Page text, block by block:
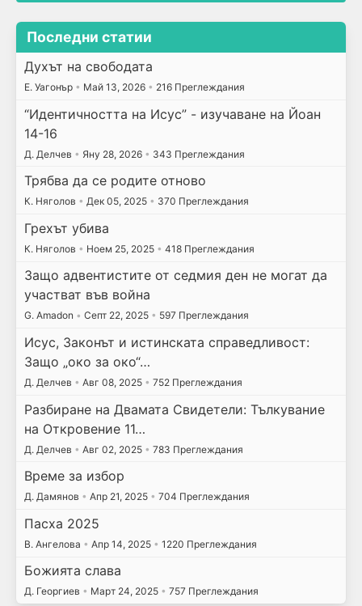
Последни статии
Духът на свободата
E. Уагонър • Май 13, 2026 • 216 Преглеждания
“Идентичността на Исус” - изучаване на Йоан
14-16
Д. Делчев • Яну 28, 2026 • 343 Преглеждания
Трябва да се родите отново
К. Няголов • Дек 05, 2025 • 370 Преглеждания
Грехът убива
К. Няголов • Ноем 25, 2025 • 418 Преглеждания
Защо адвентистите от седмия ден не могат да
участват във война
G. Amadon • Септ 22, 2025 • 597 Преглеждания
Исус, Законът и истинската справедливост:
Защо „око за око“…
Д. Делчев • Авг 08, 2025 • 752 Преглеждания
Разбиране на Двамата Свидетели: Тълкувание
на Откровение 11…
Д. Делчев • Авг 02, 2025 • 783 Преглеждания
Време за избор
Д. Дамянов • Апр 21, 2025 • 704 Преглеждания
Пасха 2025
В. Ангелова • Апр 14, 2025 • 1220 Преглеждания
Божията слава
Д. Георгиев • Март 24, 2025 • 757 Преглеждания